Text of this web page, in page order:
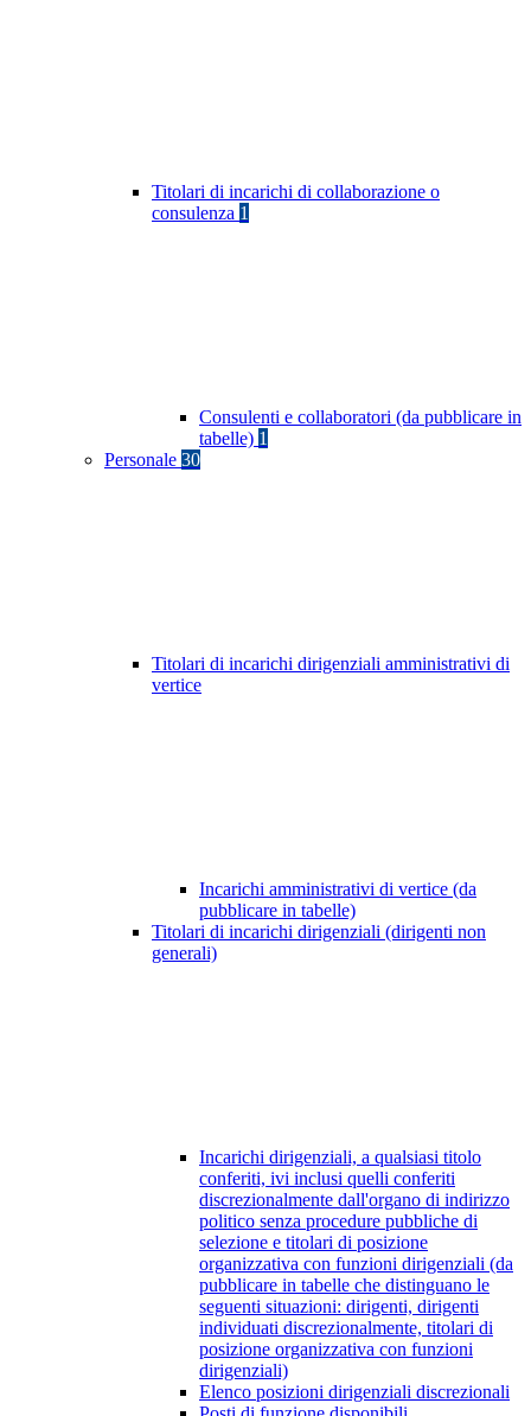
Titolari di incarichi di collaborazione o
consulenza 1
Consulenti e collaboratori (da pubblicare in
tabelle) 1
Personale 30
Titolari di incarichi dirigenziali amministrativi di
vertice
Incarichi amministrativi di vertice (da
pubblicare in tabelle)
Titolari di incarichi dirigenziali (dirigenti non
generali)
Incarichi dirigenziali, a qualsiasi titolo
conferiti, ivi inclusi quelli conferiti
discrezionalmente dall'organo di indirizzo
politico senza procedure pubbliche di
selezione e titolari di posizione
organizzativa con funzioni dirigenziali (da
pubblicare in tabelle che distinguano le
seguenti situazioni: dirigenti, dirigenti
individuati discrezionalmente, titolari di
posizione organizzativa con funzioni
dirigenziali)
Elenco posizioni dirigenziali discrezionali